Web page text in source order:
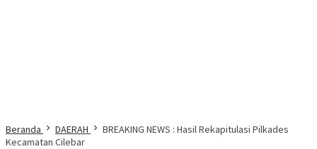
Beranda DAERAH
BREAKING NEWS : Hasil Rekapitulasi Pilkades
Kecamatan Cilebar